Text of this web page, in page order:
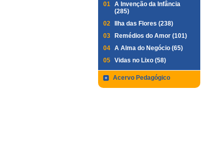
01 A Invenção da Infância
(285)
02
Ilha das Flores (238)
03
Remédios do Amor (101)
04 A Alma do Negócio (65)
05 Vidas no Lixo (58)
Acervo Pedagógico